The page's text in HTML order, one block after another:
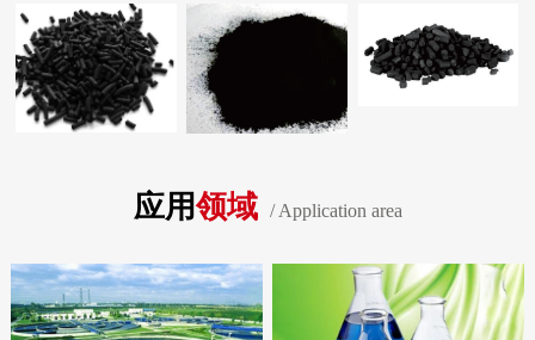
应用领域 / Application area